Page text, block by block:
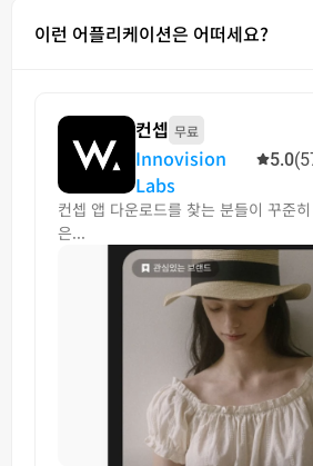
이런 어플리케이션은 어떠세요?
컨셉 무료
Innovision
Labs
5.0
컨셉 앱 다운로드를 찾는 분들이 꾸준
은...